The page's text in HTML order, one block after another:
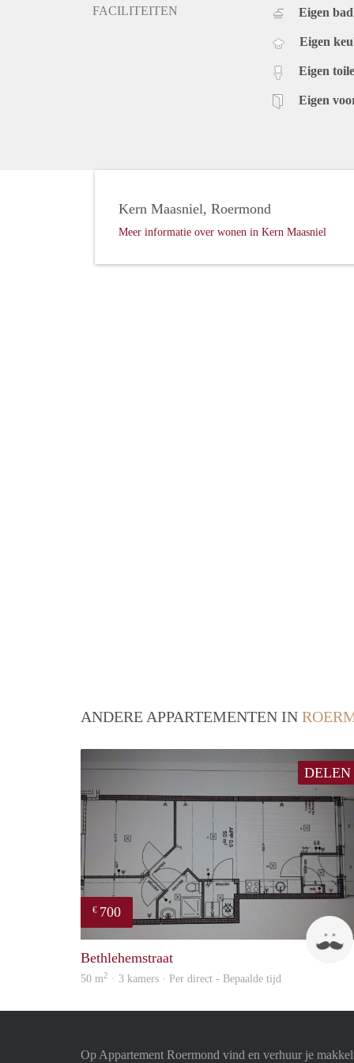
FACILITEITEN Eigen
Eigen
Eigen
Eigen
Kern Maasniel, Roermond
Meer informatie over wonen in Kern Maasniel
ANDERE APPARTEMENTEN IN
DELEN
€ 700
Bethlehemstraat
50 m2 · 3 kamers · Per direct - Bepaalde tijd
Op Appartement Roermond vind en verhuur je